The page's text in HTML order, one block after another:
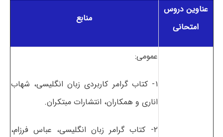
عناوین دروس
امتحانی
منابع
عمومی:
۱- کتاب گرامر کاربردی زبان انگلیسی، شهاب
اناری و همکاران، انتشارات مبتکران.
۲- کتاب گرامر زبان انگلیسی، عباس فرزام،